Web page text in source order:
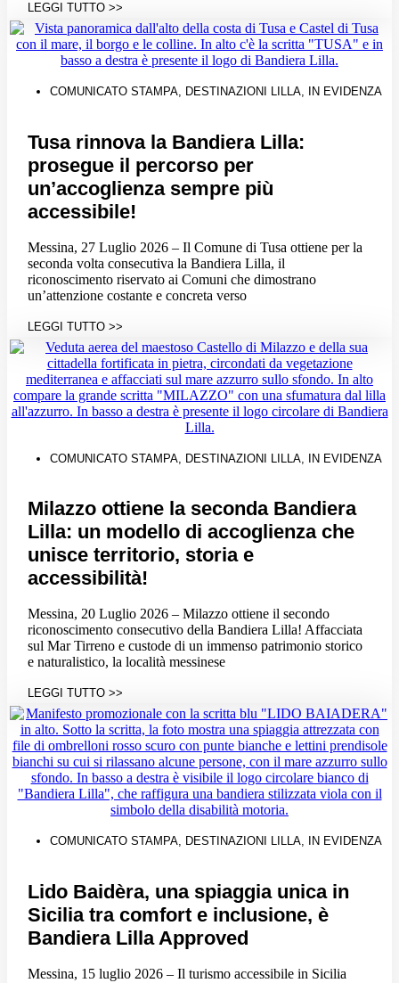
LEGGI TUTTO >>
COMUNICATO STAMPA, DESTINAZIONI LILLA, IN EVIDENZA
Tusa rinnova la Bandiera Lilla:
prosegue il percorso per
un’accoglienza sempre più
accessibile!
Messina, 27 Luglio 2026 – Il Comune di Tusa ottiene per la
seconda volta consecutiva la Bandiera Lilla, il
riconoscimento riservato ai Comuni che dimostrano
un’attenzione costante e concreta verso
LEGGI TUTTO >>
COMUNICATO STAMPA DESTINAZIONI LILLA IN EVIDENZA
Milazzo ottiene la seconda Bandiera
Lilla: un modello di accoglienza che
unisce territorio, storia e
accessibilità!
Messina, 20 Luglio 2026 – Milazzo ottiene il secondo
riconoscimento consecutivo della Bandiera Lilla! Affacciata
sul Mar Tirreno e custode di un immenso patrimonio storico
e naturalistico, la località messinese
LEGGI TUTTO >>
COMUNICATO STAMPA, DESTINAZIONI LILLA, IN EVIDENZA
Lido Baidèra, una spiaggia unica in
Sicilia tra comfort e inclusione, è
Bandiera Lilla Approved
Messina, 15 luglio 2026 – Il turismo accessibile in Sicilia